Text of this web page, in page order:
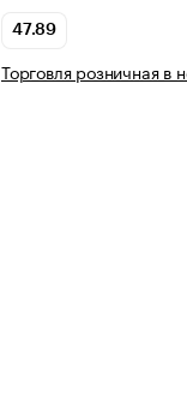
47.89
Торговля розничная в